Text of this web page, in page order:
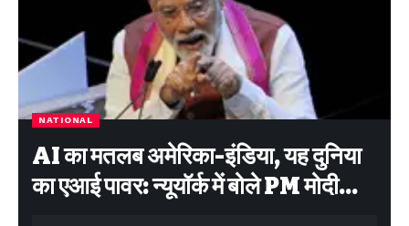
NATIONAL
AI का मतलब अमेरिका-इंडिया, यह दुनिया
का एआई पावर: न्यूयॉर्क में बोले PM मोदी…